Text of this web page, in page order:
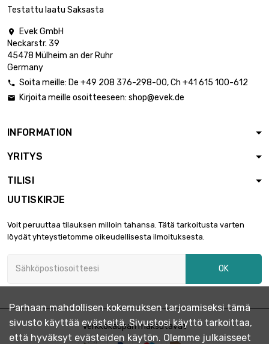
Testattu laatu Saksasta

Evek GmbH
Neckarstr. 39
45478 Mülheim an der Ruhr
Germany
 Soita meille: De +49 208 376-298-00, Ch +41 615 100-612
 Kirjoita meille osoitteeseen: shop@evek.de
INFORMATION
YRITYS
TILISI
UUTISKIRJE
Voit peruuttaa tilauksen milloin tahansa. Tätä tarkoitusta varten
löydät yhteystietomme oikeudellisesta ilmoituksesta.
OK
Verkkokaupan maksutavat
Parhaan mahdollisen kokemuksen tarjoamiseksi tämä
sivusto käyttää evästeitä. Sivustosi käyttö tarkoittaa,
että hyväksyt evästeiden käytön. Olemme julkaisseet